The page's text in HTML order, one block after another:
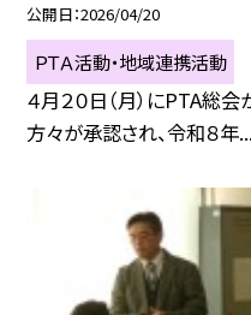
公開日 2026/04/20
ＰＴＡ活動・地域連携活動
４月２０日（月）にPTA総
方々が承認され、令和８年...